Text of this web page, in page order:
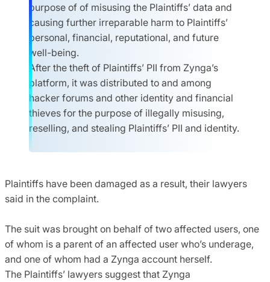
purpose of of misusing the Plaintiffs’ data and
causing further irreparable harm to Plaintiffs’
personal, financial, reputational, and future
well-being.
After the theft of Plaintiffs’ PII from Zynga’s
platform, it was distributed to and among
hacker forums and other identity and financial
thieves for the purpose of illegally misusing,
reselling, and stealing Plaintiffs’ PII and identity.
Plaintiffs have been damaged as a result, their lawyers
said in the complaint.
The suit was brought on behalf of two affected users, one
of whom is a parent of an affected user who’s underage,
and one of whom had a Zynga account herself.
The Plaintiffs’ lawyers suggest that Zynga